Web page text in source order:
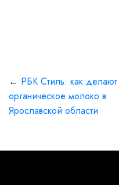
← РБК Стиль: как делают
органическое молоко в
Ярославской области